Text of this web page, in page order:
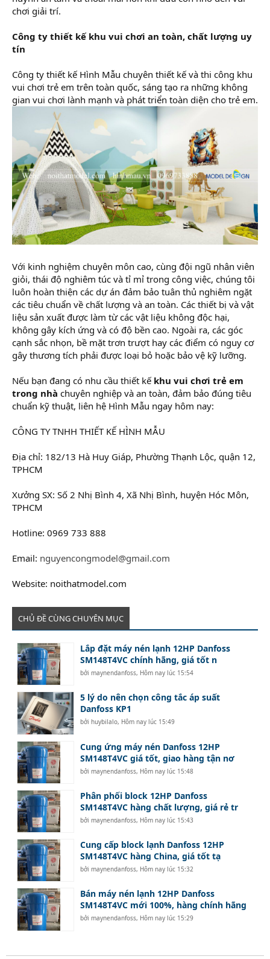
chơi giải trí.
Công ty thiết kế khu vui chơi an toàn, chất lượng uy
tín
Công ty thiết kế Hình Mẫu chuyên thiết kế và thi công khu
vui chơi trẻ em trên toàn quốc, sáng tạo ra những không
gian vui chơi lành mạnh và phát triển toàn diện cho trẻ em.
Với kinh nghiệm chuyên môn cao, cùng đội ngũ nhân viên
giỏi, thái độ nghiêm túc và tỉ mỉ trong công việc, chúng tôi
luôn hoàn thiện các dự án đảm bảo tuân thủ nghiêm ngặt
các tiêu chuẩn về chất lượng và an toàn. Các thiết bị và vật
liệu sản xuất được làm từ các vật liệu không độc hại,
không gây kích ứng và có độ bền cao. Ngoài ra, các góc
cạnh sắc nhọn, bề mặt trơn trượt hay các điểm có nguy cơ
gây thương tích phải được loại bỏ hoặc bảo vệ kỹ lưỡng.
Nếu bạn đang có nhu cầu thiết kế khu vui chơi trẻ em
trong nhà chuyên nghiệp và an toàn, đảm bảo đúng tiêu
chuẩn kỹ thuật, liên hệ Hình Mẫu ngay hôm nay:
CÔNG TY TNHH THIẾT KẾ HÌNH MẪU
Địa chỉ: 182/13 Hà Huy Giáp, Phường Thạnh Lộc, quận 12,
TPHCM
Xưởng SX: Số 2 Nhị Bình 4, Xã Nhị Bình, huyện Hóc Môn,
TPHCM
Hotline: 0969 733 888
Email: nguyencongmodel@gmail.com
Website: noithatmodel.com
CHỦ ĐỀ CÙNG CHUYÊN MỤC
Lắp đặt máy nén lạnh 12HP Danfoss
SM148T4VC chính hãng, giá tốt n
bởimaynendanfoss, Hôm nay lúc 15:54
5 lý do nên chọn công tắc áp suất
Danfoss KP1
bởihuybilalo, Hôm nay lúc 15:49
Cung ứng máy nén Danfoss 12HP
SM148T4VC giá tốt, giao hàng tận nơ
bởimaynendanfoss, Hôm nay lúc 15:48
Phân phối block 12HP Danfoss
SM148T4VC hàng chất lượng, giá rẻ tr
bởimaynendanfoss, Hôm nay lúc 15:43
Cung cấp block lạnh Danfoss 12HP
SM148T4VC hàng China, giá tốt tạ
bởimaynendanfoss, Hôm nay lúc 15:32
Bán máy nén lạnh 12HP Danfoss
SM148T4VC mới 100%, hàng chính hãng
bởimaynendanfoss, Hôm nay lúc 15:29